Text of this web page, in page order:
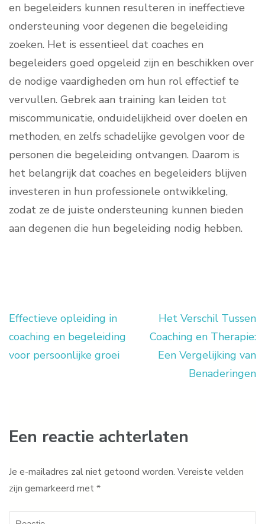
en begeleiders kunnen resulteren in ineffectieve
ondersteuning voor degenen die begeleiding
zoeken. Het is essentieel dat coaches en
begeleiders goed opgeleid zijn en beschikken over
de nodige vaardigheden om hun rol effectief te
vervullen. Gebrek aan training kan leiden tot
miscommunicatie, onduidelijkheid over doelen en
methoden, en zelfs schadelijke gevolgen voor de
personen die begeleiding ontvangen. Daarom is
het belangrijk dat coaches en begeleiders blijven
investeren in hun professionele ontwikkeling,
zodat ze de juiste ondersteuning kunnen bieden
aan degenen die hun begeleiding nodig hebben.
Berichtnavigatie
Effectieve opleiding in
coaching en begeleiding
voor persoonlijke groei
Het Verschil Tussen
Coaching en Therapie:
Een Vergelijking van
Benaderingen
Een reactie achterlaten
Je e-mailadres zal niet getoond worden. Vereiste velden
zijn gemarkeerd met*
Reactie